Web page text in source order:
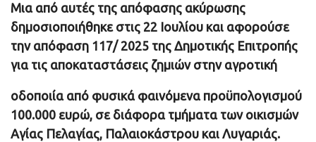
Μια από αυτές της απόφασης ακύρωσης
δημοσιοποιήθηκε στις 22 Ιουλίου και αφορούσε
την απόφαση 117/ 2025 της Δημοτικής Επιτροπής
για τις αποκαταστάσεις ζημιών στην αγροτική
οδοποιία από φυσικά φαινόμενα προϋπολογισμού
100.000 ευρώ, σε διάφορα τμήματα των οικισμών
Αγίας Πελαγίας, Παλαιοκάστρου και Λυγαριάς.